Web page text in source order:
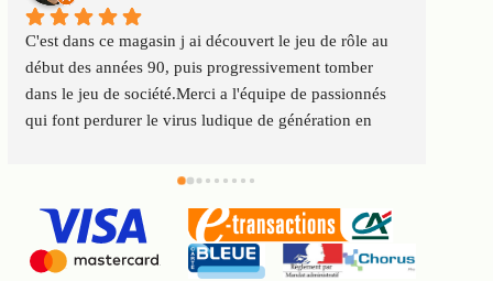
C'est dans ce magasin j ai découvert le jeu de rôle au
début des années 90, puis progressivement tomber
dans le jeu de société.Merci a l'équipe de passionnés
qui font perdurer le virus ludique de génération en